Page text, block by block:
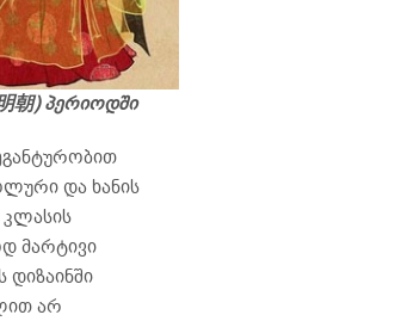
朝) პერიოდში
და ხანის
მარტივი
დიზაინში
არ